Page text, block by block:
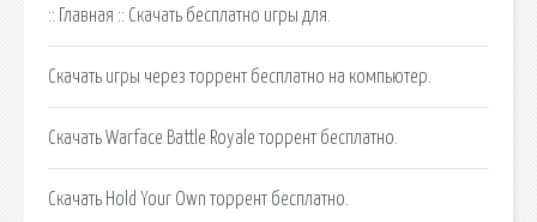
:: Главная :: Скачать бесплатно игры для.
Скачать игры через торрент бесплатно на компьютер.
Скачать Warface Battle Royale торрент бесплатно.
Скачать Hold Your Own торрент бесплатно.